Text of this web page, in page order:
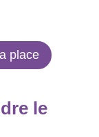
place
le